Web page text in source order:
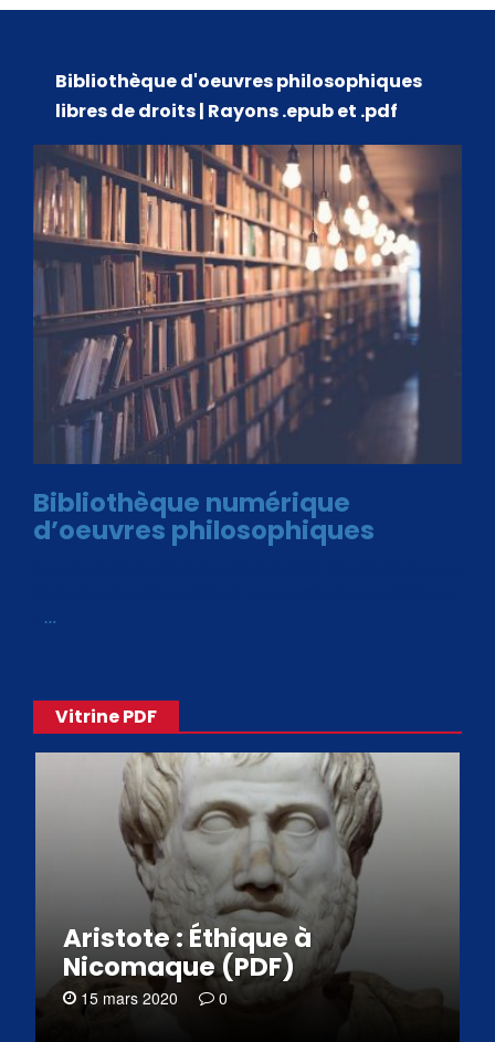
Bibliothèque d'oeuvres philosophiques
libres de droits | Rayons .epub et .pdf
Bibliothèque numérique
d’oeuvres philosophiques
…
Vitrine PDF
Aristote : Éthique à
Nicomaque (PDF)
15 mars 2020 0